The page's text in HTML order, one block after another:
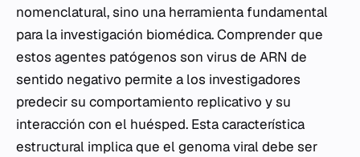
nomenclatural, sino una herramienta fundamental
para la investigación biomédica. Comprender que
estos agentes patógenos son virus de ARN de
sentido negativo permite a los investigadores
predecir su comportamiento replicativo y su
interacción con el huésped. Esta característica
estructural implica que el genoma viral debe ser